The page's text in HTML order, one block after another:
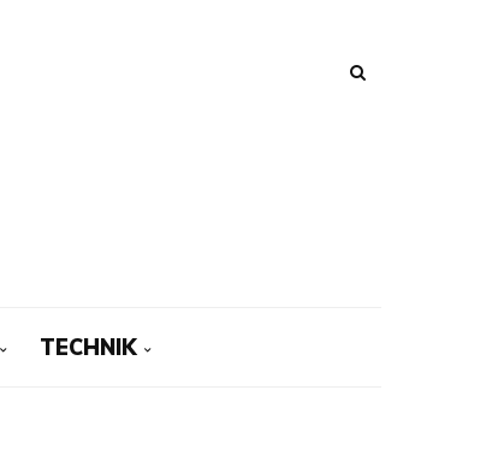
TECHNIK